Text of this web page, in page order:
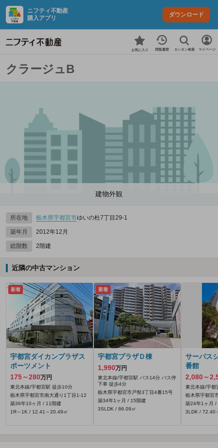
ニフティ不動産
購入アプリ
ダウンロード
お気に入り 閲覧履歴 カンタン検索 マイページ
クラージュB
建物外観
所在地 栃木県宇都宮市ゆいの杜7丁目29-1
築年月 2012年12月
総階数 2階建
近隣の中古マンション
新着
宇都宮ダイカンプラザス
ポーツメント
175～280万円
東北本線/宇都宮駅 徒歩10分
栃木県宇都宮市南大通り1丁目1-12
築36年10ヶ月 / 11階建
1R～1K / 12.41～20.49㎡
新着
宇都宮プラザＤ棟
1,990万円
東北本線/宇都宮駅 バス14分 バス停
下車 徒歩4分
栃木県宇都宮市戸祭3丁目4番15号
築34年1ヶ月 / 15階建
3SLDK / 86.09㎡
サーパス
番館
2,080～
東北本線/宇都
栃木県宇都宮
築24年1ヶ月 /
3LDK / 72.40